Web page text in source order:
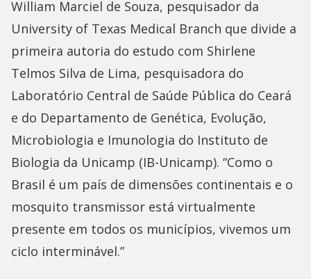
William Marciel de Souza, pesquisador da
University of Texas Medical Branch que divide a
primeira autoria do estudo com Shirlene
Telmos Silva de Lima, pesquisadora do
Laboratório Central de Saúde Pública do Ceará
e do Departamento de Genética, Evolução,
Microbiologia e Imunologia do Instituto de
Biologia da Unicamp (IB-Unicamp). “Como o
Brasil é um país de dimensões continentais e o
mosquito transmissor está virtualmente
presente em todos os municípios, vivemos um
ciclo interminável.”